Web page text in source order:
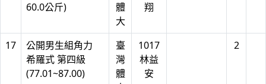
60.0公斤)
體
大
翔
17
公開男生組角力
希羅式 第四級
(77.01~87.00)
臺
灣
體
1017
林益
安
2